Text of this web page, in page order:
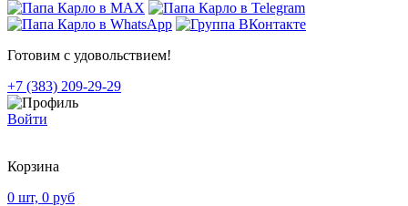
Готовим с удовольствием!
+7 (383) 209-29-29
Войти
Корзина
0 шт, 0 руб